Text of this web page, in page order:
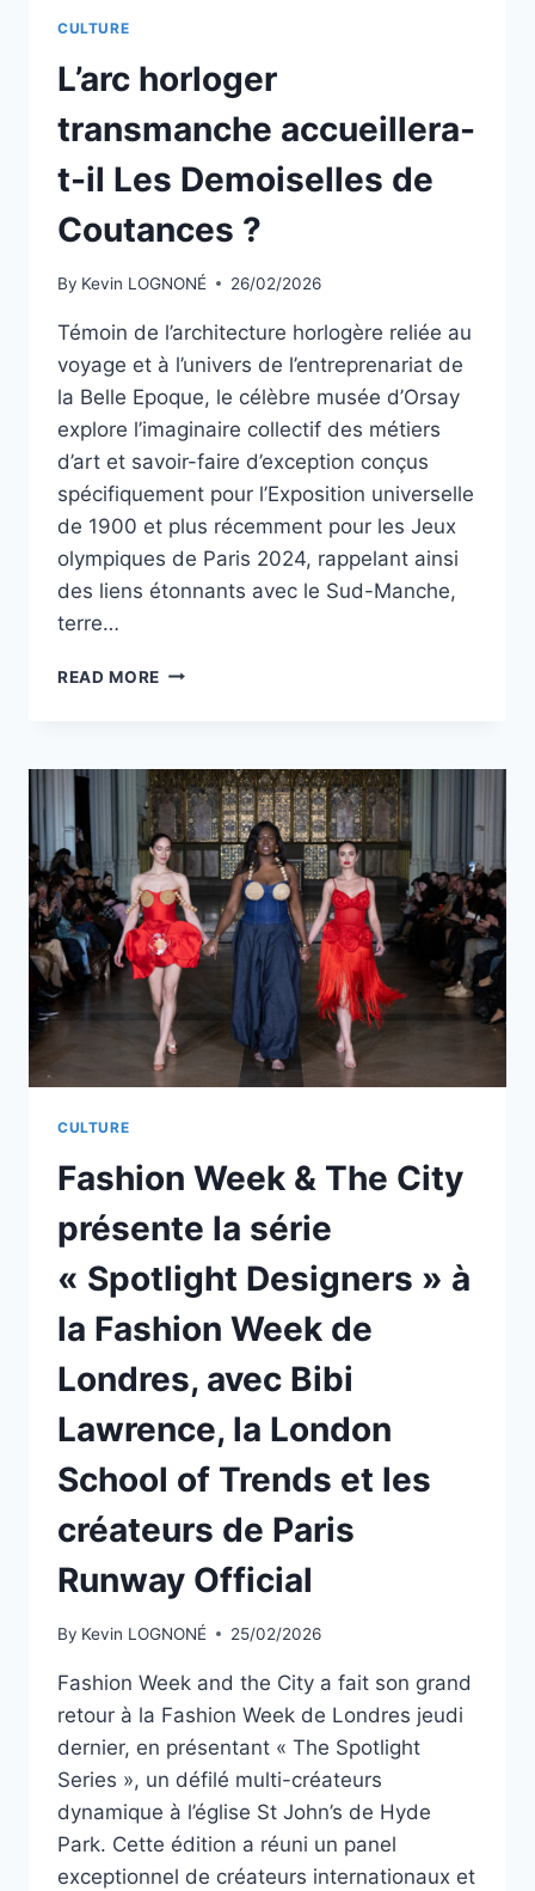
CULTURE
L’arc horloger
transmanche accueillera-
t-il Les Demoiselles de
Coutances ?
By Kevin LOGNONÉ 26/02/2026
Témoin de l’architecture horlogère reliée au
voyage et à l’univers de l’entreprenariat de
la Belle Epoque, le célèbre musée d’Orsay
explore l’imaginaire collectif des métiers
d’art et savoir-faire d’exception conçus
spécifiquement pour l’Exposition universelle
de 1900 et plus récemment pour les Jeux
olympiques de Paris 2024, rappelant ainsi
des liens étonnants avec le Sud-Manche,
terre…
READ MORE L’ARC
T-
IL
LES
DEMOISELLES
DE
COUTANCES
?
CULTURE
Fashion Week & The City
présente la série
« Spotlight Designers » à
la Fashion Week de
Londres, avec Bibi
Lawrence, la London
School of Trends et les
créateurs de Paris
Runway Official
By Kevin LOGNONÉ 25/02/2026
Fashion Week and the City a fait son grand
retour à la Fashion Week de Londres jeudi
dernier, en présentant « The Spotlight
Series », un défilé multi-créateurs
dynamique à l’église St John’s de Hyde
Park. Cette édition a réuni un panel
exceptionnel de créateurs internationaux et